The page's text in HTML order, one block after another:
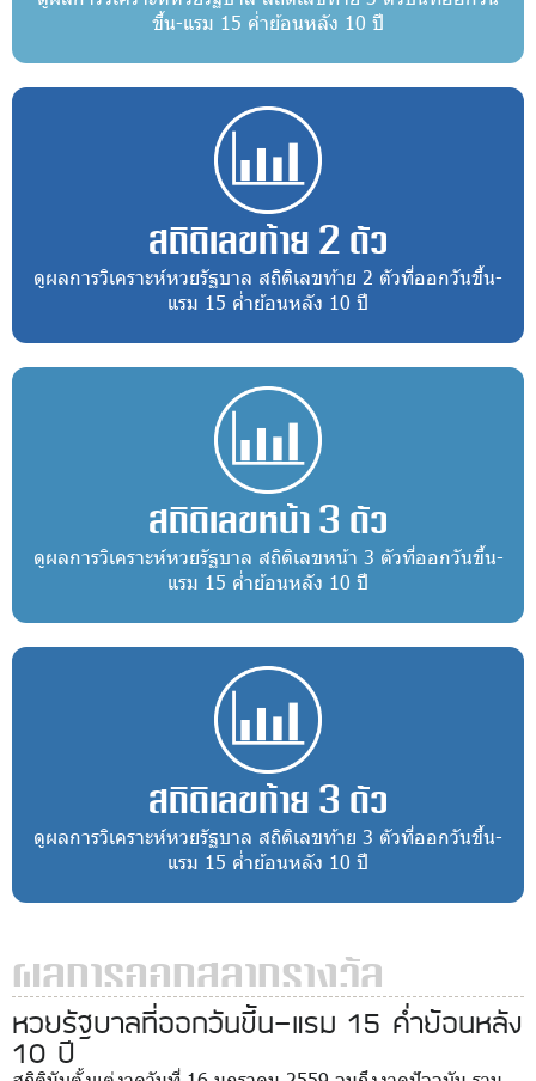
ขึ้น-แรม 15 ค่ำย้อนหลัง 10 ปี
สถิติเลขท้าย 2 ตัว
ดูผลการวิเคราะห์หวยรัฐบาล สถิติเลขท้าย 2 ตัวที่ออกวันขึ้น-
แรม 15 ค่ำย้อนหลัง 10 ปี
สถิติเลขหน้า 3 ตัว
ดูผลการวิเคราะห์หวยรัฐบาล สถิติเลขหน้า 3 ตัวที่ออกวันขึ้น-
แรม 15 ค่ำย้อนหลัง 10 ปี
สถิติเลขท้าย 3 ตัว
ดูผลการวิเคราะห์หวยรัฐบาล สถิติเลขท้าย 3 ตัวที่ออกวันขึ้น-
แรม 15 ค่ำย้อนหลัง 10 ปี
ผลการออกสลากรางวัล
หวยรัฐบาลที่ออกวันขึ้น-แรม 15 ค่ำย้อนหลัง
10 ปี